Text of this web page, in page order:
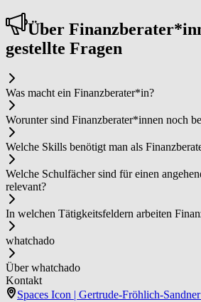
Über
gestellte Fragen
Was macht ein Fi­nanz­be­ra­ter*in?
Worunter sind Fi­nanz­be­ra­ter*in­nen noch
Welche Skills benötigt man als
Welche Schulfächer sind für einen
relevant?
In welchen Tätigkeitsfeldern arbeiten
whatchado
Über whatchado
Kontakt
Spaces Icon | Gertrude-Fröhlich-